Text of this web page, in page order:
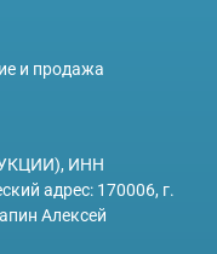
и продажа
ИНН
адрес: 170006, г.
Алексей